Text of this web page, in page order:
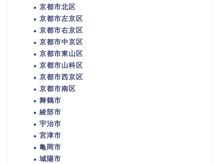
京都市北区
京都市左京区
京都市右京区
京都市中京区
京都市東山区
京都市山科区
京都市西京区
京都市南区
舞鶴市
綾部市
宇治市
宮津市
亀岡市
城陽市